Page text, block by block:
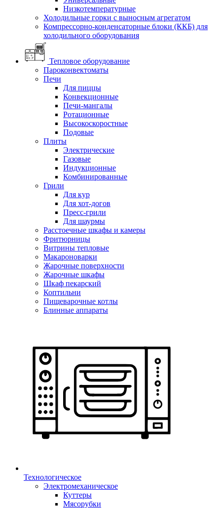
Низкотемпературные
Холодильные горки с выносным агрегатом
Компрессорно-конденсаторные блоки (ККБ) для
холодильного оборудования
Тепловое оборудование
Пароконвектоматы
Печи
Для пиццы
Конвекционные
Печи-мангалы
Ротационные
Высокоскоростные
Подовые
Плиты
Электрические
Газовые
Индукционные
Комбинированные
Грили
Для кур
Для хот-догов
Пресс-грили
Для шаурмы
Расстоечные шкафы и камеры
Фритюрницы
Витрины тепловые
Макароноварки
Жарочные поверхности
Жарочные шкафы
Шкаф пекарский
Коптильни
Пищеварочные котлы
Блинные аппараты
Технологическое
Электромеханическое
Куттеры
Мясорубки